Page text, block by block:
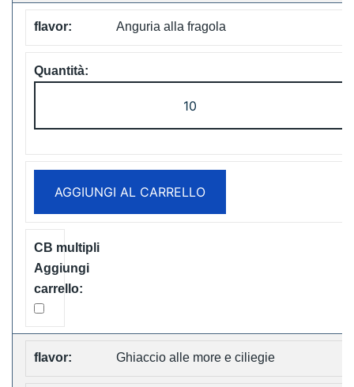
Anguria alla fragola
Cube
20000
Disposable
Vape
Free
AGGIUNGI AL CARRELLO
Ghiaccio alle more e ciliegie